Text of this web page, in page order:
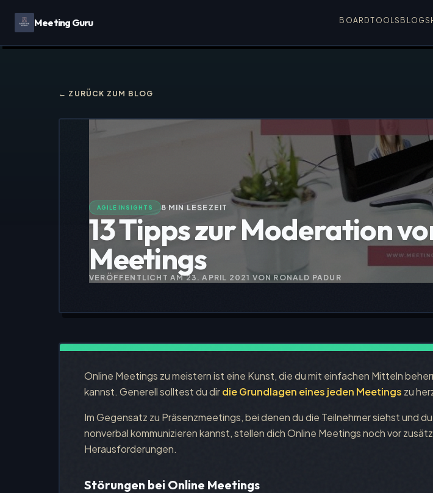
Meeting Guru BOARDTOOLS BLOG
← ZURÜCK ZUM BLOG
AGILE INSIGHTS 8 MIN LESEZEIT
13 Tipps zur Moderation
Meetings
VERÖFFENTLICHT AM23. APRIL 2021 VON RONALD PADUR
Online Meetings zu meistern ist eine Kunst, die du mit einfachen Mitteln
kannst. Generell solltest du dirdie Grundlagen eines jeden Meetings zu
Im Gegensatz zu Präsenzmeetings, bei denen du die Teilnehmer siehst und
nonverbal kommunizieren kannst, stellen dich Online Meetings noch vor
Herausforderungen.
Störungen bei Online Meetings